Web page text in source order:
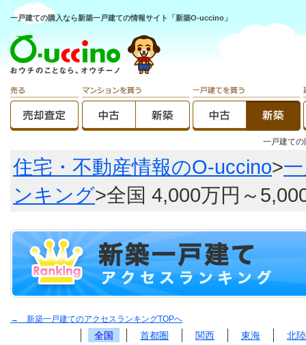
一戸建ての購入なら新築一戸建ての情報サイト「新築O-uccino」
一戸建て
住宅・不動産情報のO-uccino>
ンキング>全国 4,000万円～
→ 新築一戸建てのアクセスランキングTOPへ
全国 首都圏 関西 東海 北